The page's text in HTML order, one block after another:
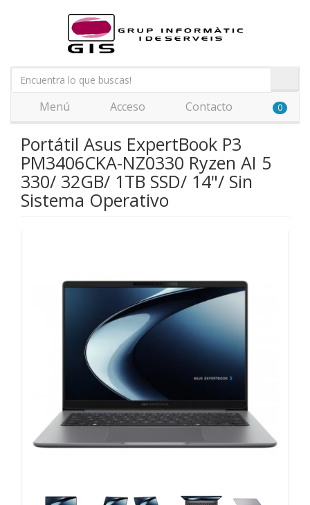
Menú Acceso Contacto 0
Portátil Asus ExpertBook P3
PM3406CKA-NZ0330 Ryzen AI 5
330/ 32GB/ 1TB SSD/ 14"/ Sin
Sistema Operativo